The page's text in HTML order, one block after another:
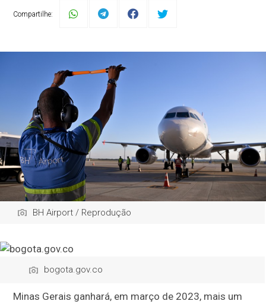
Compartilhe:
BH Airport / Reprodução
bogota.gov.co
Minas Gerais ganhará, em março de 2023, mais um